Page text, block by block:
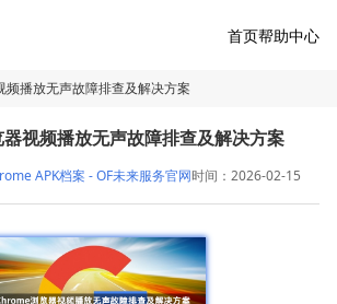
首页帮助中心
播放无声故障排查及解决方案
视频播放无声故障排查及解决方案
APK档案 - OF未来服务官网时间：2026-02-15